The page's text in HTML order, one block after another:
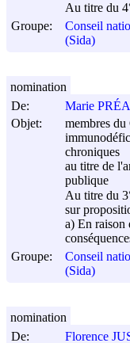
Au titre du
Groupe:
Conseil
(Sida)
De:
Marie
Objet:
membres
chroniques
au titre de
publique
Au titre du
sur
a) En raison
Groupe:
Conseil
(Sida)
nomination
De:
Florence
nomination